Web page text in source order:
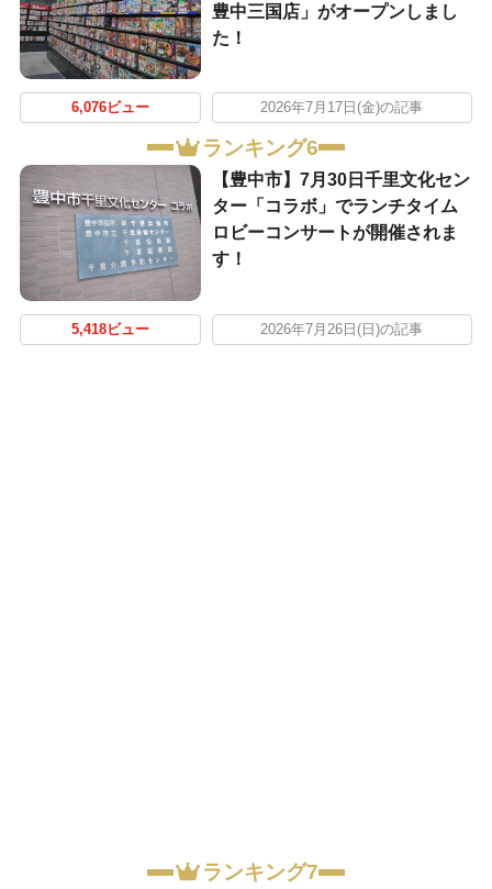
豊中三国店」がオープンしまし
た！
6,076ビュー 2026年7月17日(金)の記事
ランキング6
【豊中市】7月30日千里文化セン
ター「コラボ」でランチタイム
ロビーコンサートが開催されま
す！
5,418ビュー 2026年7月26日(日)の記事
ランキング7